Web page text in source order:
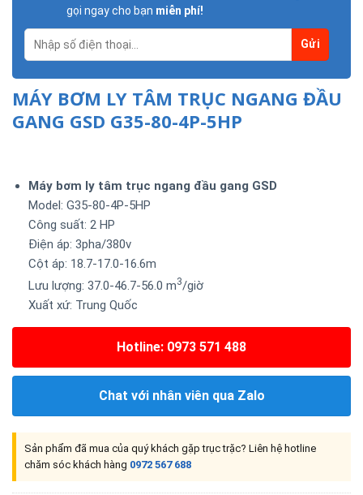
gọi ngay cho bạn miễn phí!
MÁY BƠM LY TÂM TRỤC NGANG ĐẦU
GANG GSD G35-80-4P-5HP
Máy bơm ly tâm trục ngang đầu gang GSD
Model: G35-80-4P-5HP
Công suất: 2 HP
Điện áp: 3pha/380v
Cột áp: 18.7-17.0-16.6m
Lưu lượng: 37.0-46.7-56.0 m3/giờ
Xuất xứ: Trung Quốc
Hotline: 0973 571 488
Chat với nhân viên qua Zalo
Sản phẩm đã mua của quý khách gặp trục trặc? Liên hệ hotline
chăm sóc khách hàng 0972 567 688